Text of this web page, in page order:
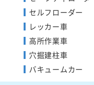
セルフローダー
レッカー車
高所作業車
穴掘建柱車
バキュームカー